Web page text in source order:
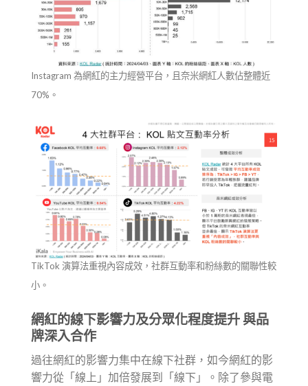
Instagram 為網紅的主力經營平台，且奈米網紅人數佔整體近
70%。
TikTok 演算法重視內容成效，社群互動率和粉絲數的關聯性較
小。
網紅的線下影響力及分眾化程度提升 與品
牌深入合作
過往網紅的影響力集中在線下社群，如今網紅的影
響力從「線上」加倍發展到「線下」。除了參與電